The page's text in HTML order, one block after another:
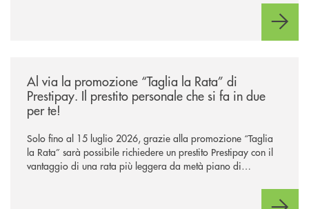
Al via la promozione “Taglia la Rata” di
Prestipay. Il prestito personale che si fa in due
per te!
Solo fino al 15 luglio 2026, grazie alla promozione “Taglia
la Rata” sarà possibile richiedere un prestito Prestipay con il
vantaggio di una rata più leggera da metà piano di